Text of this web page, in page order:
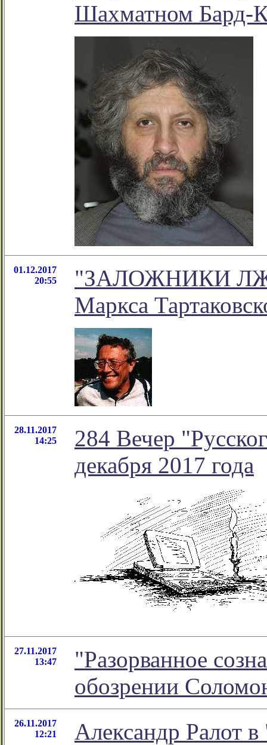
Шахматном Бард-
01.12.2017
20:55
"ЗАЛОЖНИКИ
Маркса
28.11.2017
14:25
284 Вечер
декабря 2017 года
27.11.2017
13:47
"Разорванное
обозрении
26.11.2017
12:21
Александр Ралот